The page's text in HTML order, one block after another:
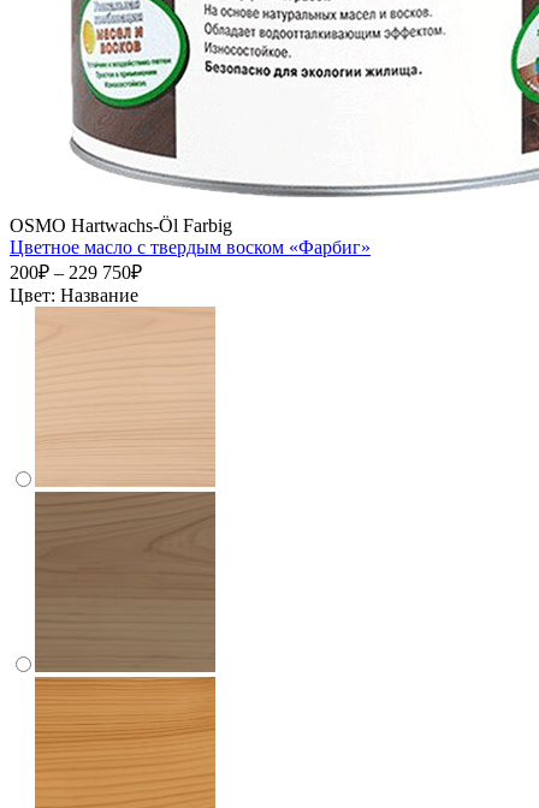
OSMO Hartwachs-Öl Farbig
Цветное масло с твердым воском «Фарбиг»
200₽ – 229 750₽
Цвет: Название